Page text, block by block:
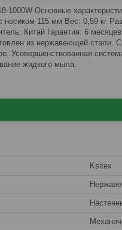
1000W Основные
носиком 115 мм Вес: 0,59 кг
Китай Гарантия: 6
из нержавеющей стали.
Усовершенствованная
жидкого мыла.
Ksitex